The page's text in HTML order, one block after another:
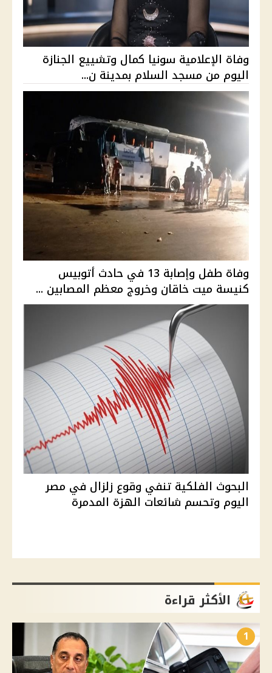
وفاة الإعلامية سونيا كمال وتشييع الجنازة
اليوم من مسجد السلام بمدينة ن...
وفاة طفل وإصابة 13 في حادث أتوبيس
كنيسة ميت خاقان وخروج معظم المصابين ...
البحوث الفلكية تنفي وقوع زلزال في مصر
اليوم وتحسم شائعات الهزة المدمرة
الأكثر قراءة
1